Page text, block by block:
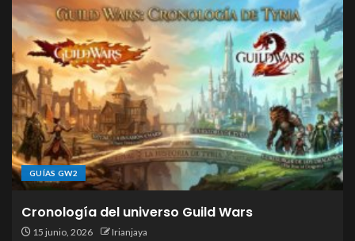
GUÍAS GW2
Cronología del universo Guild Wars
15 junio, 2026 Irianjaya